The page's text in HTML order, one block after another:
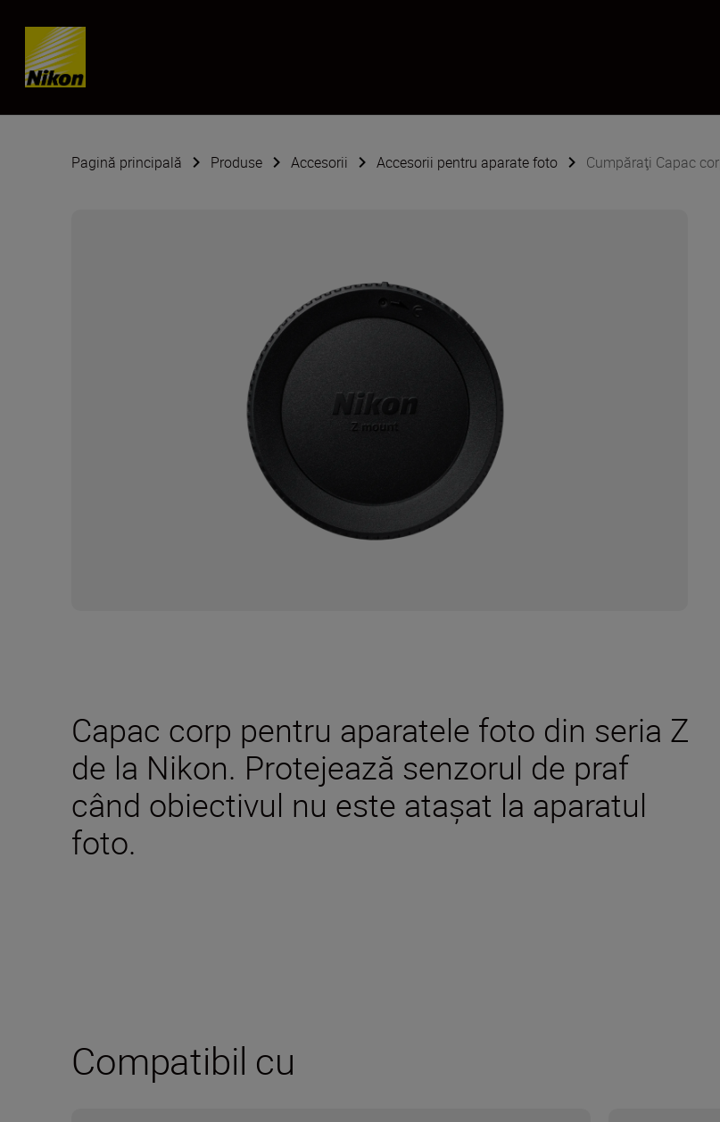
Skip content
Pagină principală Produse Accesorii Accesorii pentru aparate foto Cumpăraţi Capac
Capac corp pentru aparatele foto din seria Z
de la Nikon. Protejează senzorul de praf
când obiectivul nu este ataşat la aparatul
foto.
Compatibil cu